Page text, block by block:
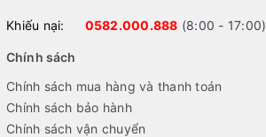
Khiếu nại: 0582.000.888 (8:00 - 17:00)
Chính sách
Chính sách mua hàng và thanh toán
Chính sách bảo hành
Chính sách vận chuyển